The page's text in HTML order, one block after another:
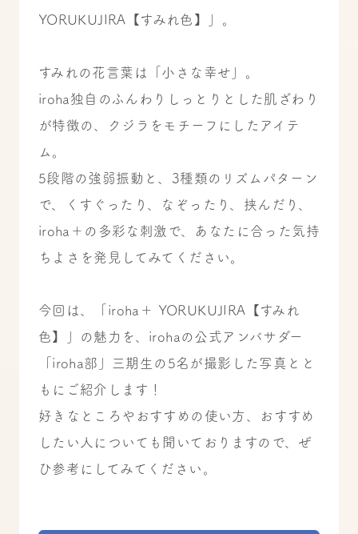
YORUKUJIRA【すみれ色】」。
すみれの花言葉は「小さな幸せ」。
iroha独自のふんわりしっとりとした肌ざわり
が特徴の、クジラをモチーフにしたアイテ
ム。
5段階の強弱振動と、3種類のリズムパターン
で、くすぐったり、なぞったり、挟んだり、
iroha＋の多彩な刺激で、あなたに合った気持
ちよさを発見してみてください。
今回は、「iroha＋ YORUKUJIRA【すみれ
色】」の魅力を、irohaの公式アンバサダー
「iroha部」三期生の5名が撮影した写真とと
もにご紹介します！
好きなところやおすすめの使い方、おすすめ
したい人についても聞いておりますので、ぜ
ひ参考にしてみてください。